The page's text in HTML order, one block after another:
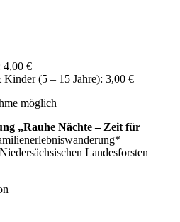
4,00 €
Kinder (5 – 15 Jahre): 3,00 €
möglich
„Rauhe Nächte – Zeit für
Landesforsten